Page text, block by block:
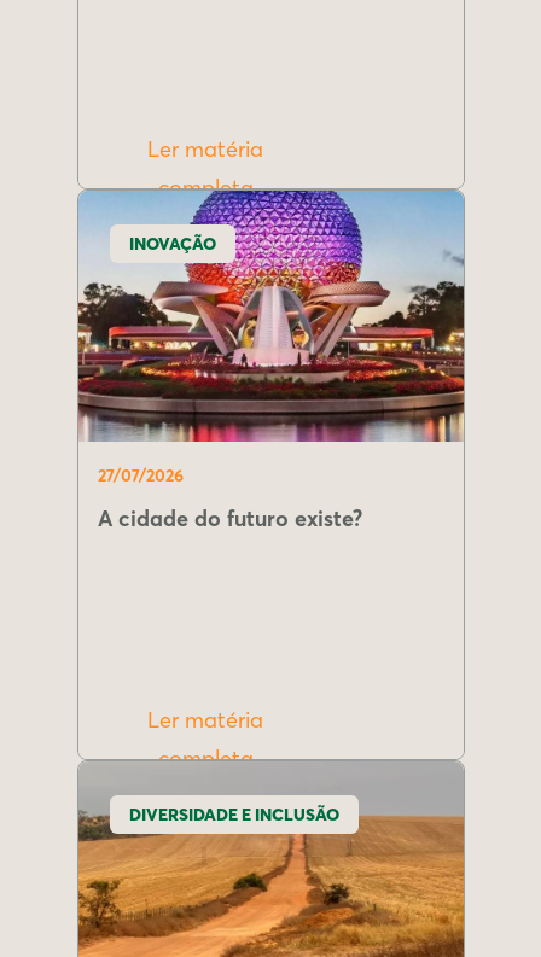
Ler matéria
completa
INOVAÇÃO
27/07/2026
A cidade do futuro existe?
Ler matéria
completa
DIVERSIDADE E INCLUSÃO